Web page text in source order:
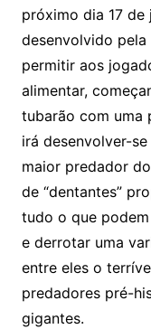
próximo dia 17 de
desenvolvido pela
permitir aos
alimentar,
tubarão com uma
irá desenvolver-
maior predador
de “dentantes”
tudo o que
e derrotar uma
entre eles o
predadores pré-
gigantes.